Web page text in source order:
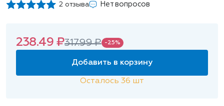
2 отзыва Нет вопросов
238.49 ₽317.99 ₽ -25%
Добавить в корзину
Осталось36 шт